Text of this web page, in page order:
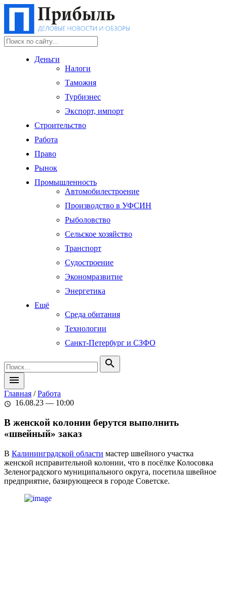
Деньги
Налоги
Таможня
Турбизнес
Экспорт, импорт
Строительство
Работа
Право
Рынок
Промышленность
Автомобилестроение
Производство в УФСИН
Рыболовство
Сельское хозяйство
Транспорт
Судостроение
Экономразвитие
Энергетика
Ещё
Среда обитания
Технологии
Санкт-Петербург и СЗФО
search
menu
Главная /Работа
schedule 16.08.23 — 10:00
В женской колонии берутся выполнить
«швейный» заказ
В Калининградской области мастер швейного участка
женской исправительной колонии, что в посёлке Колосовка
Зеленоградского муниципального округа, посетила швейное
предприятие, базирующееся в городе Советске.